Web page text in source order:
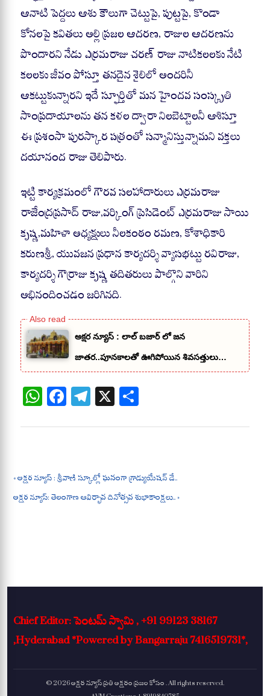
ఆనాటి పెద్దలు ఆశు కౌలుగా చెట్టుపై, పుట్టపై, కొండా
కోనలపై కవితలు అల్లి ప్రజల ఆదరణ, రాజుల ఆదరణను
పొందారని నేడు ఎర్రమరాజు చరణ్ రాజు నాటికలలకు నేటి
కలలకు జీవం పోస్తూ తనదైన శైలిలో అందరినీ
ఆకట్టుకున్నారని ఇదే స్ఫూర్తితో మన హైందవ సంస్కృతి
సాంప్రదాయాలను తన కళల ద్వారా నిలబెట్టాలనీ ఆశిస్తూ
ఈ ప్రశంసా పురస్కార పత్రంతో సన్మానిస్తున్నామని వక్తలు
దయానంద రాజు తెలిపారు.
ఇట్టి కార్యక్రమంలో గౌరవ సలహాదారులు ఎర్రమరాజు
రాజేంద్రప్రసాద్ రాజు,వర్కింగ్ ప్రెసిడెంట్ ఎర్రమరాజు సాయి
కృష్ణ,మహిళా అధ్యక్షులు నీలకంఠం రమణ, కోశాధికారి
కరుణశ్రీ, యువజన ప్రధాన కార్యదర్శి వ్యాసభట్టు రవిరాజు,
కార్యదర్శి గౌర్రాజు కృష్ణ తదితరులు పాల్గొని వారిని
అభినందించడం జరిగినది.
అక్షర న్యూస్ : లాల్ బజార్ లో జన
జాతర..పూనకాలతో ఊగిపోయిన శివసత్తులు…
W
ha
ts
pp
Fa
ce
bo
Te
le
gr
m
X ha
re
« అక్షర న్యూస్ : శ్రీవాణి స్కూల్లో ఘనంగా గ్రాడ్యుయేషన్ డే..
అక్షర న్యూస్: తెలంగాణ ఆవిర్భావ దినోత్సవ శుభాకాంక్షలు.. »
Chief Editor: పెంటమ్ స్వామి , +91 99123 38167
,Hyderabad *Powered by Bangarraju 7416519731*,
© 2026 అక్షర న్యూస్ ప్రతి అక్షరం ప్రజల కోసం . All rights reserved.